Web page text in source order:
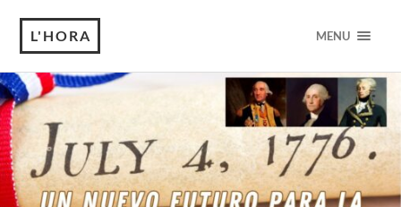
L'HORA MENU